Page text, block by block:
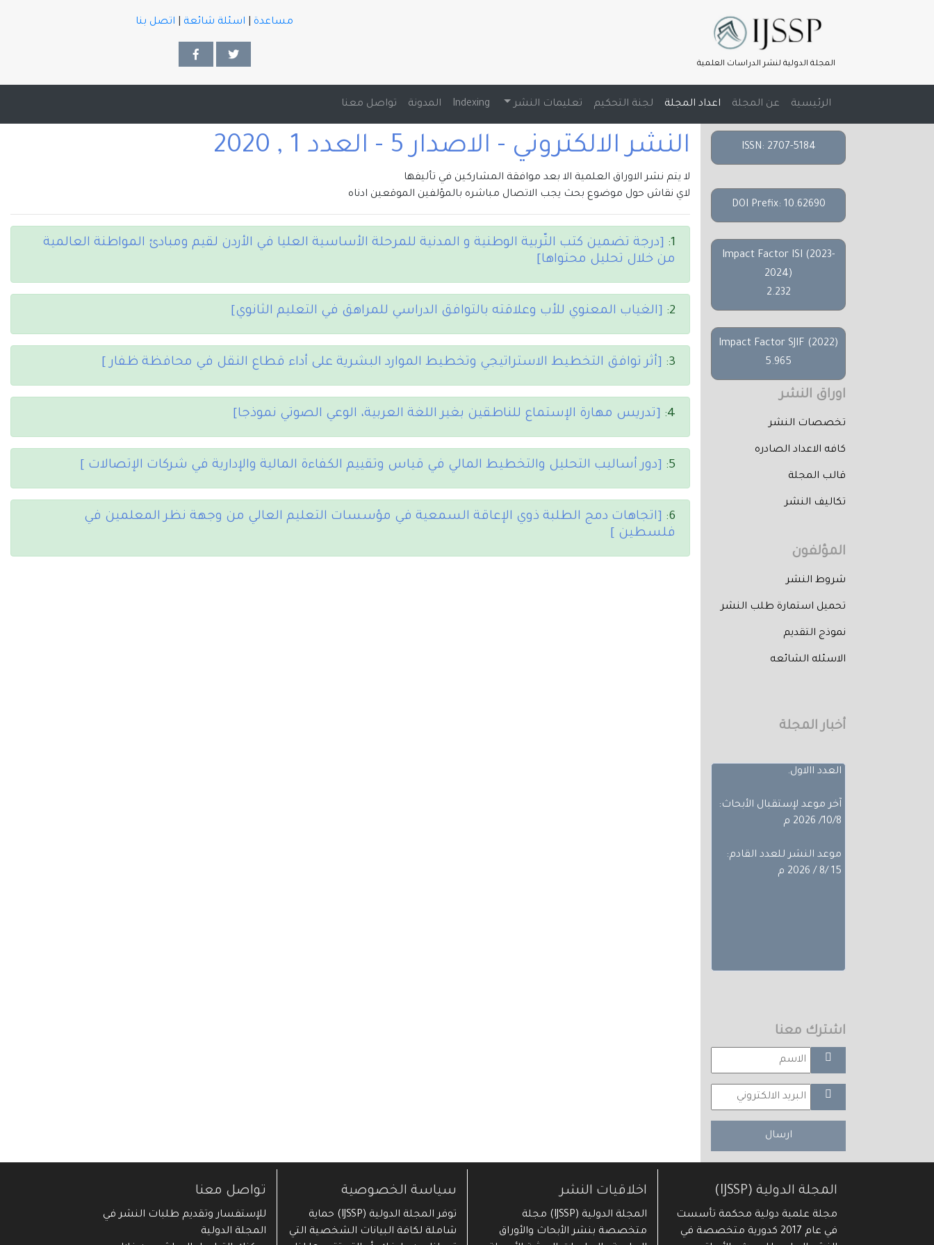
المجلة الدولية لنشر الدراسات العلمية
مساعدة اسئلة شائعة اتصل بنا
الرئيسية عن المجلة اعداد المجلة لجنة التحكيم تعليمات النشر Indexing المدونة تواصل معنا
ISSN: 2707-5184
DOI Prefix: 10.62690
Impact Factor ISI (2023-
2024)
2.232
Impact Factor SJIF (2022)
5.965
اوراق النشر
تخصصات النشر
كافه الاعداد الصادره
قالب المجلة
تكاليف النشر
المؤلفون
شروط النشر
تحميل استمارة طلب النشر
نموذج التقديم
الاسئله الشائعه
أخبار المجلة
تم إصدار العدد الثالث من
مختلفة، تجده عبر أعداد
العدد االاول.
آخر موعد لإستقبال الأبحاث:
اشترك معنا
ارسال
النشر الالكتروني - الاصدار 5 - العدد 1 , 2020
لا يتم نشر الاوراق العلمية الا بعد موافقة المشاركين في تأليفها
لاي نقاش حول موضوع بحث يجب الاتصال مباشره بالمؤلفين الموقعين ادناه
1: [درجة تضمين كتب التّربية الوطنية و المدنية للمرحلة الأساسية العليا في الأردن لقيم ومبادئ المواطنة العالمية
من خلال تحليل محتواها]
2: [الغياب المعنوي للأب وعلاقته بالتوافق الدراسي للمراهق في التعليم الثانوي]
3: [أثر توافق التخطيط الاستراتيجي وتخطيط الموارد البشرية على أداء قطاع النقل في محافظة ظفار ]
4: [تدريس مهارة الإستماع للناطقين بغير اللغة العربية، الوعي الصوتي نموذجا]
5: [دور أساليب التحليل والتخطيط المالي في قياس وتقييم الكفاءة المالية والإدارية في شركات الإتصالات ]
6:
[اتجاهات دمج الطلبة ذوي الإعاقة السمعية في مؤسسات التعليم العالي من وجهة نظر المعلمين في
فلسطين ]
المجلة الدولية (IJSSP)
مجلة علمية دولية محكمة تأسست
في عام 2017 كدورية متخصصة في
اخلاقيات النشر
المجلة الدولية (IJSSP) مجلة
متخصصة بنشر الأبحاث والأوراق
سياسة الخصوصية
توفر المجلة الدولية (IJSSP) حماية
شاملة لكافة البيانات الشخصية التي
تواصل معنا
للإستفسار وتقديم طلبات النشر في
المجلة الدولية